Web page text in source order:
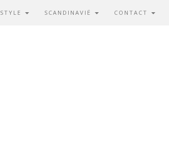
SCANDINAVIË CONTACT